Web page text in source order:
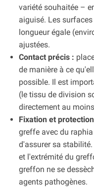
variété souhaitée –
aiguisé. Les
longueur égale
ajustées.
Contact précis :
de manière à ce
possible. Il est
(le tissu de division
directement au
Fixation et
greffe avec du
d'assurer sa
et l'extrémité du
greffon ne se
agents pathogènes.